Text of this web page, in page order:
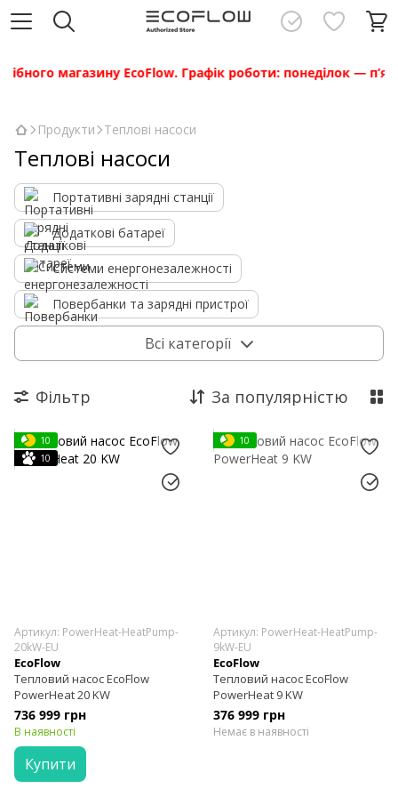
магазину EcoFlow. Графік роботи: понеділок —
Продукти Теплові насоси
Теплові насоси
Портативні зарядні станції
Додаткові батареї
Системи енергонезалежності
Повербанки та зарядні пристрої
Розумні пристрої Аксесуари
Комплекти
Система енергонезалежності PowerOcean
Всі категорії
Фільтр За популярністю
10
10
Артикул: PowerHeat-HeatPump-
20kW-EU
EcoFlow
Тепловий насос EcoFlow
PowerHeat 20 KW
736 999 грн
В наявності
Купити
10
Артикул: PowerHeat-HeatPump-
9kW-EU
EcoFlow
Тепловий насос EcoFlow
PowerHeat 9 KW
376 999 грн
Немає в наявності